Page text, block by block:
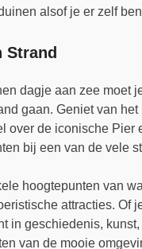
alsof je er zelf
Strand
dagje aan zee moet
gaan. Geniet van het
over de iconische Pier
bij een van de vele
hoogtepunten van
attracties. Of
in geschiedenis,
van de mooie